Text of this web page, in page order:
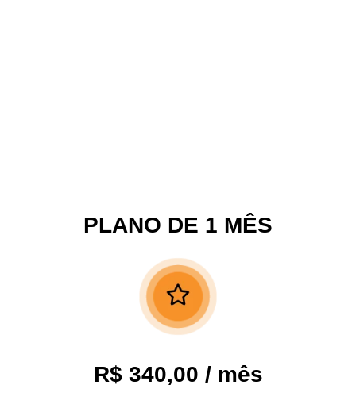
PLANO DE 1 MÊS
R$ 340,00 / mês